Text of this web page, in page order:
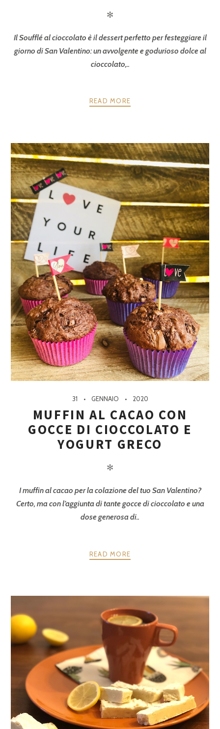
✻
Il Soufflé al cioccolato è il dessert perfetto per festeggiare il
giorno di San Valentino: un avvolgente e godurioso dolce al
cioccolato,..
READ MORE
31 GENNAIO 2020
MUFFIN AL CACAO CON
GOCCE DI CIOCCOLATO E
YOGURT GRECO
✻
I muffin al cacao per la colazione del tuo San Valentino?
Certo, ma con l’aggiunta di tante gocce di cioccolato e una
dose generosa di..
READ MORE